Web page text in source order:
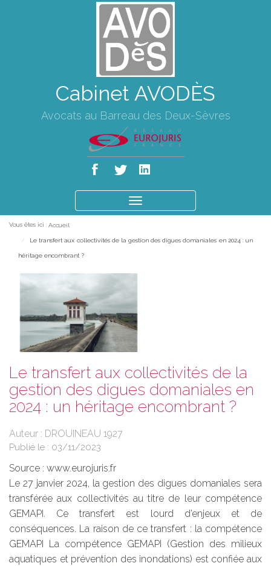
Cabinet AVODÈS
Avocats au Barreau des Deux-Sèvres
le
Vous êtes ici : Accueil
Le transfert aux collectivités de la gestion des digues domaniales en 2024 : un
héritage encombrant ?
Le transfert aux collectivités de la
gestion des digues domaniales en
2024 : un héritage encombrant ?
Auteur : DROUINEAU 1927
Publié le : 03/11/2023
Source : www.eurojuris.fr
Le 27 janvier 2024, la gestion des digues domaniales sera
transférée aux collectivités au titre de leur compétence
GEMAPI. Ce transfert est lourd d’enjeux et de
conséquences. La raison de ce transfert : la compétence
GEMAPI La compétence GEMAPI (Gestion des milieux
aquatiques et prévention des inondations) est confiée aux